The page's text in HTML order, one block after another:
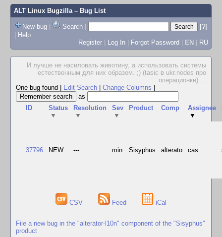
ALT Linux Bugzilla– Bug List
New bug | Search |
[?]
| Help
Register | Log In | Forgot Password | EN | RU
И лучше не насиловать животину, а использовать системы
естественным для них образом. ;) (tasic в ukr.nodes про
операционки) ...
One bug found
Edit Search Change Columns
as
ID
Status
▼
Resolution
▼
Sev
▼
Product Comp
Assignee
▼
37796 NEW --- min Sisyphus alterato cas
CSV Feed iCal
File a new bug in the "alterator-l10n" component of the "Sisyphus"
product